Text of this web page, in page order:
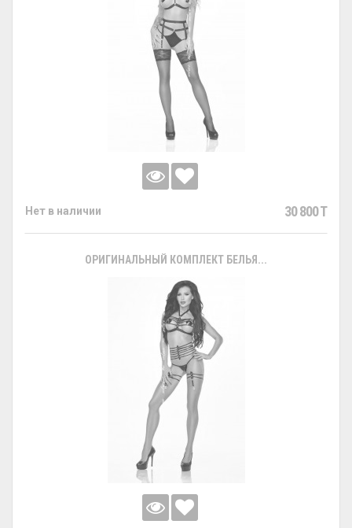
Нет в наличии 30 800 T
ОРИГИНАЛЬНЫЙ КОМПЛЕКТ БЕЛЬЯ...